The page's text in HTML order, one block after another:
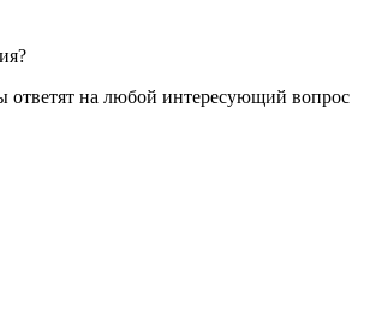
ответят на любой интересующий вопрос